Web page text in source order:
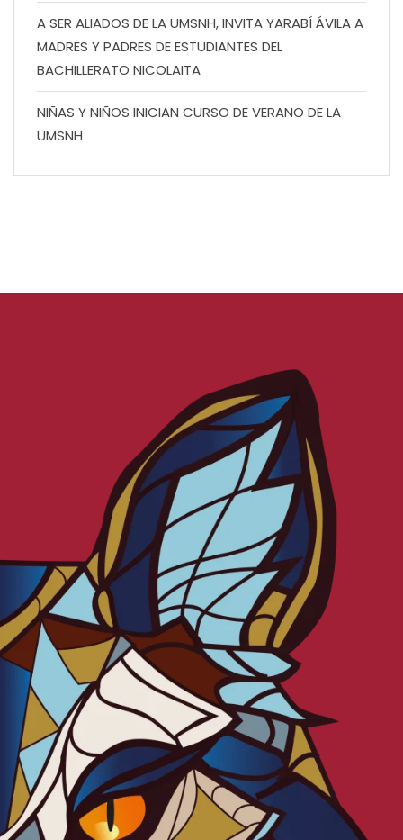
A SER ALIADOS DE LA UMSNH, INVITA YARABÍ ÁVILA A
MADRES Y PADRES DE ESTUDIANTES DEL
BACHILLERATO NICOLAITA
NIÑAS Y NIÑOS INICIAN CURSO DE VERANO DE LA
UMSNH